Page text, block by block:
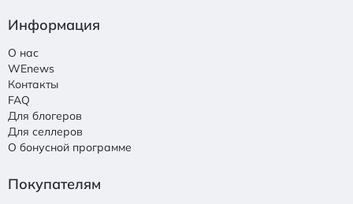
Информация
О нас
WEnews
Контакты
FAQ
Для блогеров
Для селлеров
О бонусной программе
Покупателям